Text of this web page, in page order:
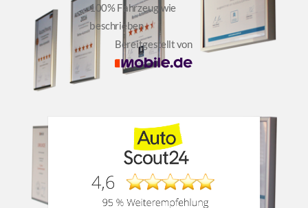
100%Fahrzeug wie
beschrieben
Bereitgestellt von